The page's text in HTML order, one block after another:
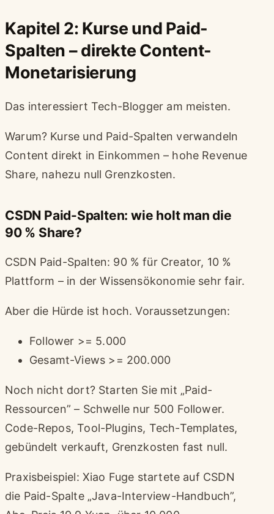
Kapitel 2: Kurse und Paid-
Spalten – direkte Content-
Monetarisierung
Das interessiert Tech-Blogger am meisten.
Warum? Kurse und Paid-Spalten verwandeln
Content direkt in Einkommen – hohe Revenue
Share, nahezu null Grenzkosten.
CSDN Paid-Spalten: wie holt man die
90 % Share?
CSDN Paid-Spalten: 90 % für Creator, 10 %
Plattform – in der Wissensökonomie sehr fair.
Aber die Hürde ist hoch. Voraussetzungen:
Follower >= 5.000
Gesamt-Views >= 200.000
Noch nicht dort? Starten Sie mit „Paid-
Ressourcen” – Schwelle nur 500 Follower.
Code-Repos, Tool-Plugins, Tech-Templates,
gebündelt verkauft, Grenzkosten fast null.
Praxisbeispiel: Xiao Fuge startete auf CSDN
die Paid-Spalte „Java-Interview-Handbuch”,